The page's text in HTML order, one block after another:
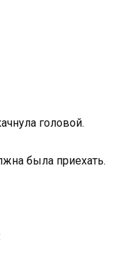
головой.
была приехать.